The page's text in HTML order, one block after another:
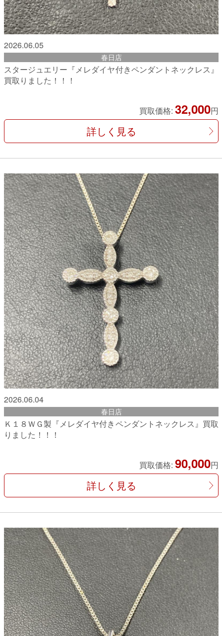
2026.06.05
春日店
スタージュエリー『メレダイヤ付きペンダントネックレス』
買取りました！！！
買取価格: 32,000円
詳しく見る
2026.06.04
春日店
Ｋ１８ＷＧ製『メレダイヤ付きペンダントネックレス』買取
りました！！！
買取価格: 90,000円
詳しく見る